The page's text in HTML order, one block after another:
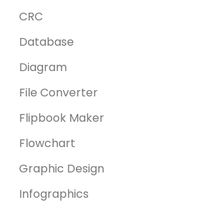
CRC
Database
Diagram
File Converter
Flipbook Maker
Flowchart
Graphic Design
Infographics